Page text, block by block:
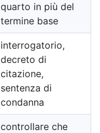
quarto in più del
termine base
interrogatorio,
decreto di
citazione,
sentenza di
condanna
controllare che